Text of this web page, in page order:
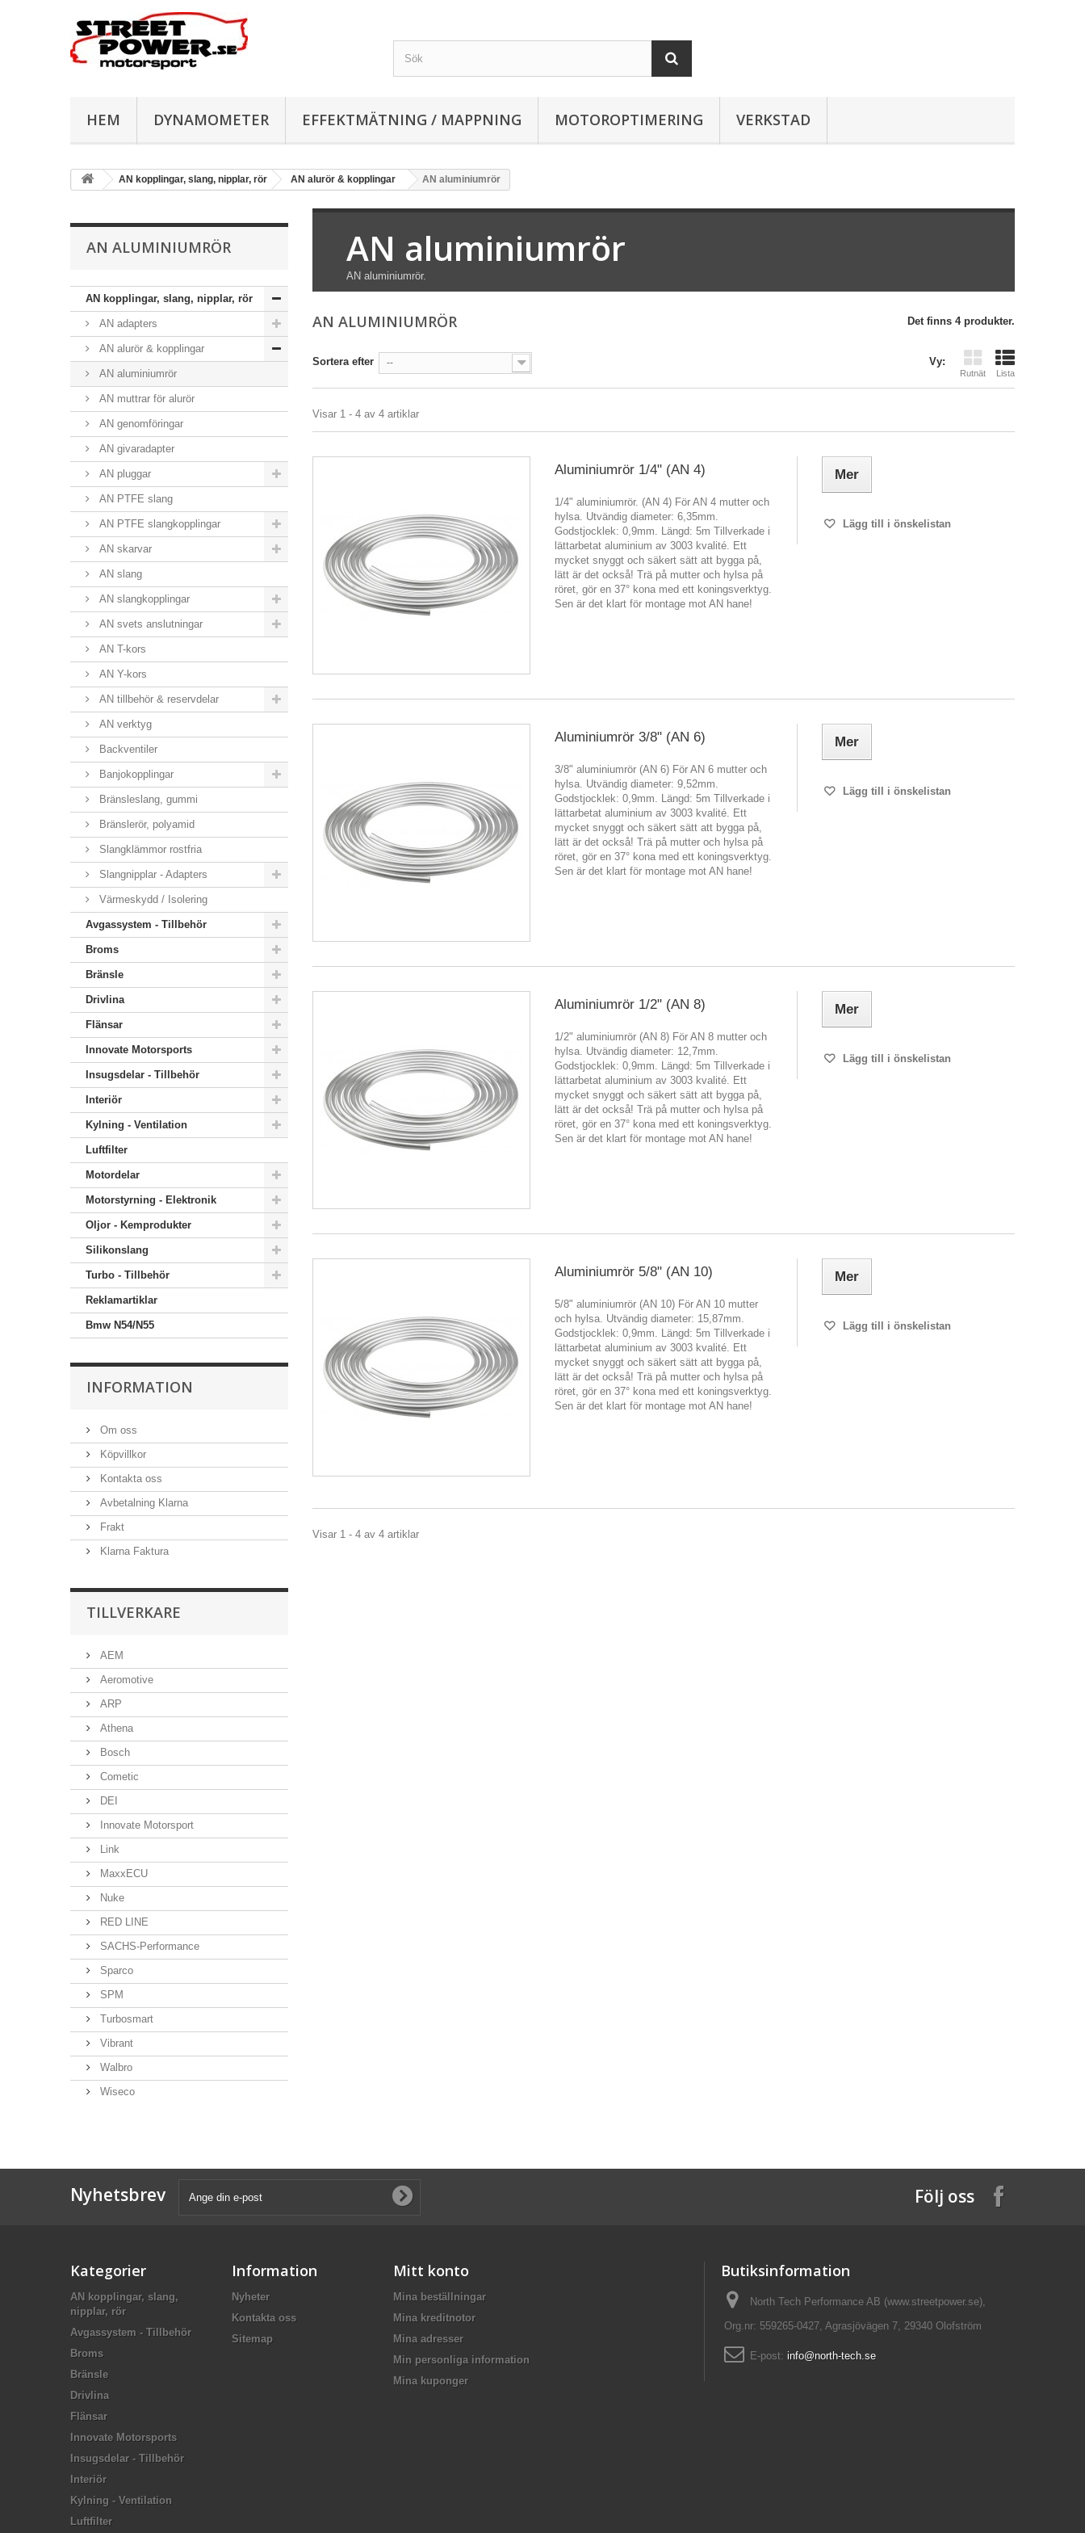
HEM DYNAMOMETER EFFEKTMÄTNING / MAPPNING MOTOROPTIMERING VERKSTAD
AN kopplingar, slang, nipplar, rör AN alurör & kopplingar AN aluminiumrör
AN ALUMINIUMRÖR
AN kopplingar, slang, nipplar, rör
AN adapters
AN alurör & kopplingar
AN aluminiumrör
AN muttrar för alurör
AN genomföringar
AN givaradapter
AN pluggar
AN PTFE slang
AN PTFE slangkopplingar
AN skarvar
AN slang
AN slangkopplingar
AN svets anslutningar
AN T-kors
AN Y-kors
AN tillbehör & reservdelar
AN verktyg
Backventiler
Banjokopplingar
Bränsleslang, gummi
Bränslerör, polyamid
Slangklämmor rostfria
Slangnipplar - Adapters
Värmeskydd / Isolering
Avgassystem - Tillbehör
Broms
Bränsle
Drivlina
Flänsar
Innovate Motorsports
Insugsdelar - Tillbehör
Interiör
Kylning - Ventilation
Luftfilter
Motordelar
Motorstyrning - Elektronik
Oljor - Kemprodukter
Silikonslang
Turbo - Tillbehör
Reklamartiklar
Bmw N54/N55
INFORMATION
Om oss
Köpvillkor
Kontakta oss
Avbetalning Klarna
Frakt
Klarna Faktura
TILLVERKARE
AEM
Aeromotive
ARP
Athena
Bosch
Cometic
DEI
Innovate Motorsport
Link
MaxxECU
Nuke
RED LINE
SACHS-Performance
Sparco
SPM
Turbosmart
Vibrant
Walbro
Wiseco
AN aluminiumrör
AN aluminiumrör.
AN ALUMINIUMRÖR Det finns 4 produkter.
Vy:
Rutnät Lista
Sortera efter --
Visar 1 - 4 av 4 artiklar
Aluminiumrör 1/4" (AN 4)
1/4" aluminiumrör. (AN 4) För AN 4 mutter och
hylsa. Utvändig diameter: 6,35mm.
Godstjocklek: 0,9mm. Längd: 5m Tillverkade i
lättarbetat aluminium av 3003 kvalité. Ett
mycket snyggt och säkert sätt att bygga på,
lätt är det också! Trä på mutter och hylsa på
röret, gör en 37° kona med ett koningsverktyg.
Sen är det klart för montage mot AN hane!
Mer
Lägg till i önskelistan
Aluminiumrör 3/8" (AN 6)
3/8" aluminiumrör (AN 6) För AN 6 mutter och
hylsa. Utvändig diameter: 9,52mm.
Godstjocklek: 0,9mm. Längd: 5m Tillverkade i
lättarbetat aluminium av 3003 kvalité. Ett
mycket snyggt och säkert sätt att bygga på,
lätt är det också! Trä på mutter och hylsa på
röret, gör en 37° kona med ett koningsverktyg.
Sen är det klart för montage mot AN hane!
Mer
Lägg till i önskelistan
Aluminiumrör 1/2" (AN 8)
1/2" aluminiumrör (AN 8) För AN 8 mutter och
hylsa. Utvändig diameter: 12,7mm.
Godstjocklek: 0,9mm. Längd: 5m Tillverkade i
lättarbetat aluminium av 3003 kvalité. Ett
mycket snyggt och säkert sätt att bygga på,
lätt är det också! Trä på mutter och hylsa på
röret, gör en 37° kona med ett koningsverktyg.
Sen är det klart för montage mot AN hane!
Mer
Lägg till i önskelistan
Aluminiumrör 5/8" (AN 10)
5/8" aluminiumrör (AN 10) För AN 10 mutter
och hylsa. Utvändig diameter: 15,87mm.
Godstjocklek: 0,9mm. Längd: 5m Tillverkade i
lättarbetat aluminium av 3003 kvalité. Ett
mycket snyggt och säkert sätt att bygga på,
lätt är det också! Trä på mutter och hylsa på
röret, gör en 37° kona med ett koningsverktyg.
Sen är det klart för montage mot AN hane!
Mer
Lägg till i önskelistan
Visar 1 - 4 av 4 artiklar
Nyhetsbrev Följ oss
Kategorier
AN kopplingar, slang,
nipplar, rör
Avgassystem - Tillbehör
Broms
Bränsle
Drivlina
Flänsar
Innovate Motorsports
Insugsdelar - Tillbehör
Interiör
Kylning - Ventilation
Luftfilter
Information
Nyheter
Kontakta oss
Sitemap
Mitt konto
Mina beställningar
Mina kreditnotor
Mina adresser
Min personliga information
Mina kuponger
Butiksinformation
North Tech Performance AB (www.streetpower.se),
Org.nr: 559265-0427, Agrasjövägen 7, 29340 Olofström
E-post: info@north-tech.se